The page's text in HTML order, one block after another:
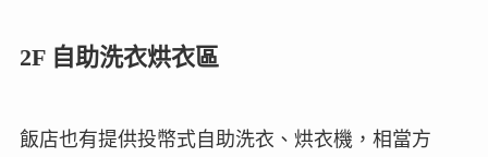
2F 自助洗衣烘衣區
飯店也有提供投幣式自助洗衣、烘衣機，相當方